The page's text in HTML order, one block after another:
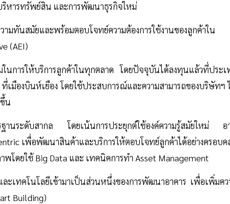
ริหารทรัพย์สิน และการพัฒนาธุรกิจใหม่
มทันสมัยและพร้อมตอบโจทย์ความต้องการใช้งานของลูกค้าใน
(AEI)
ในการให้บริการลูกค้าในทุกตลาด โดยปัจจุบันได้ลงทุนแล้วที่ประเ
เมืองบินห์เยือง โดยใช้ประสบการณ์และความสามารถของบริษัทฯ
น
ฐานระดับสากล โดยเน้นการประยุกต์ใช้องค์ความรู้สมัยใหม่ อ
เพื่อพัฒนาสินค้าและบริการให้ตอบโจทย์ลูกค้าได้อย่างครอบค
โดยใช้ Big Data และ เทคนิคการทำ Asset Management
ะเทคโนโลยีเข้ามาเป็นส่วนหนึ่งของการพัฒนาอาคาร เพื่อเพิ่มคว
Building)